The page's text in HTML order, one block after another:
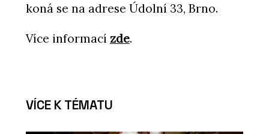
koná se na adrese Údolní 33, Brno.
Více informací zde.
VÍCE K TÉMATU